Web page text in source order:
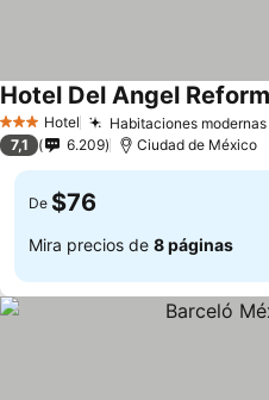
3 Estrellas
Hotel Habitaciones
Hotel Del Angel
7,1 6.209 Ciudad de México
De $76
Mira precios de 8 páginas